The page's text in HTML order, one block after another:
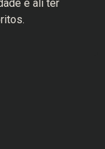
e ali ter